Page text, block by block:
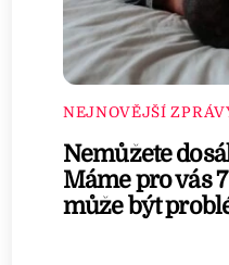
NEJNOVĚJŠÍ
Nemůžete
Máme pro vás
může být